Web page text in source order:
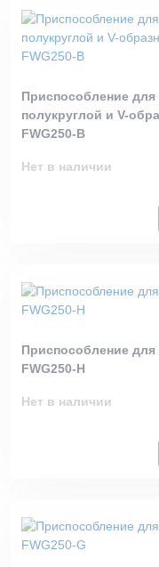
Приспособление для
полукруглой и V-
FWG250-B
Нет в наличии
Приспособление для
FWG250-H
Нет в наличии